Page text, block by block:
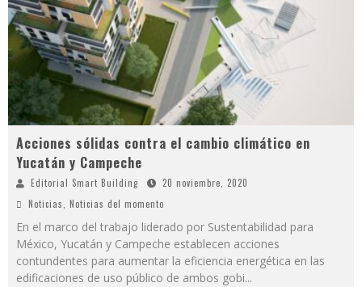
Acciones sólidas contra el cambio climático en
Yucatán y Campeche
Editorial Smart Building
20 noviembre, 2020
Noticias, Noticias del momento
En el marco del trabajo liderado por Sustentabilidad para
México, Yucatán y Campeche establecen acciones
contundentes para aumentar la eficiencia energética en las
edificaciones de uso público de ambos gobi...